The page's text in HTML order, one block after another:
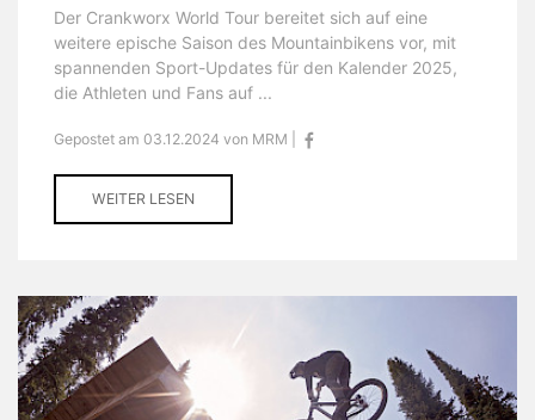
Der Crankworx World Tour bereitet sich auf eine
weitere epische Saison des Mountainbikens vor, mit
spannenden Sport-Updates für den Kalender 2025,
die Athleten und Fans auf ...
Gepostet am 03.12.2024 von MRM |
WEITER LESEN